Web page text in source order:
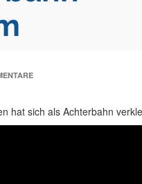
hat sich als Achterbahn